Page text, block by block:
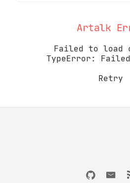
Artalk
Failed to load
TypeError:
Retry